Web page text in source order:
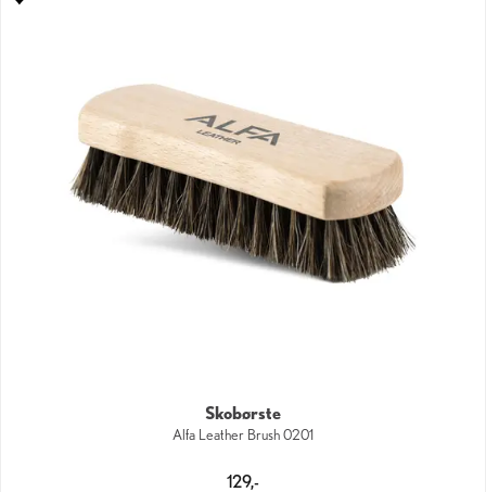
Skobørste
Alfa Leather Brush 0201
129,-